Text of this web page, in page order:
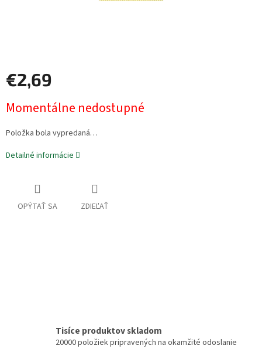
€2,69
cena:
Momentálne nedostupné
Položka bola vypredaná…
Detailné informácie
OPÝTAŤ SA ZDIEĽAŤ
Tisíce produktov skladom
20000 položiek pripravených na okamžité odoslanie